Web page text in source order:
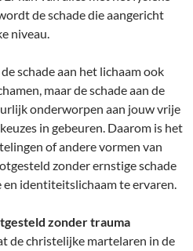
de schade die aangericht
niveau.
schade aan het lichaam ook
maar de schade aan de
onderworpen aan jouw vrije
in gebeuren. Daarom is het
of andere vormen van
zonder ernstige schade
identiteitslichaam te ervaren.
zonder trauma
de christelijke martelaren in de